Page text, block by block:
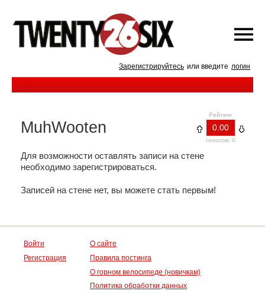
Зарегистрируйтесь или введите логин
Рейтинг
0.00
голосов: 0
MuhWooten
Для возможности оставлять записи на стене
необходимо зарегистрироваться.
Записей на стене нет, вы можете стать первым!
Войти
Регистрация
О сайте
Правила постинга
О горном велосипеде (новичкам)
Политика обработки данных